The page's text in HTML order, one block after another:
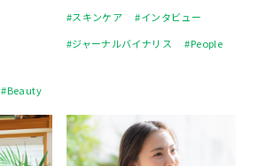
#Beauty
#スキンケア
#インタビュー
#ジャーナルバイナリス
#People